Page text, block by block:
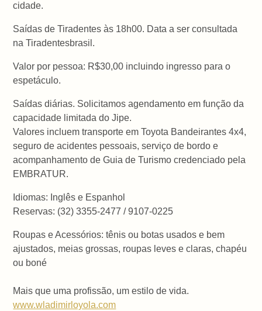
cidade.
Saídas de Tiradentes às 18h00. Data a ser consultada
na Tiradentesbrasil.
Valor por pessoa: R$30,00 incluindo ingresso para o
espetáculo.
Saídas diárias. Solicitamos agendamento em função da
capacidade limitada do Jipe.
Valores incluem transporte em Toyota Bandeirantes 4x4,
seguro de acidentes pessoais, serviço de bordo e
acompanhamento de Guia de Turismo credenciado pela
EMBRATUR.
Idiomas: Inglês e Espanhol
Reservas: (32) 3355-2477 / 9107-0225
Roupas e Acessórios: tênis ou botas usados e bem
ajustados, meias grossas, roupas leves e claras, chapéu
ou boné
Mais que uma profissão, um estilo de vida.
www.wladimirloyola.com